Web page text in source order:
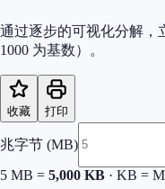
通过逐步的可视化分解，
1000 为基数）。
收藏 打印
兆字节 (MB)
5 MB = 5,000 KB · KB =